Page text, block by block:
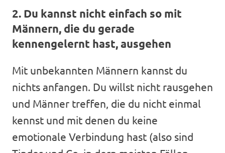
2. Du kannst nicht einfach so mit
Männern, die du gerade
kennengelernt hast, ausgehen
Mit unbekannten Männern kannst du
nichts anfangen. Du willst nicht rausgehen
und Männer treffen, die du nicht einmal
kennst und mit denen du keine
emotionale Verbindung hast (also sind